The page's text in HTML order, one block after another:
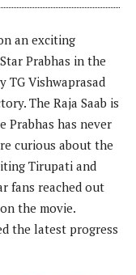
an exciting
Prabhas in the
TG Vishwaprasad
The Raja Saab is
Prabhas has never
curious about the
Tirupati and
fans reached out
the movie.
the latest progress